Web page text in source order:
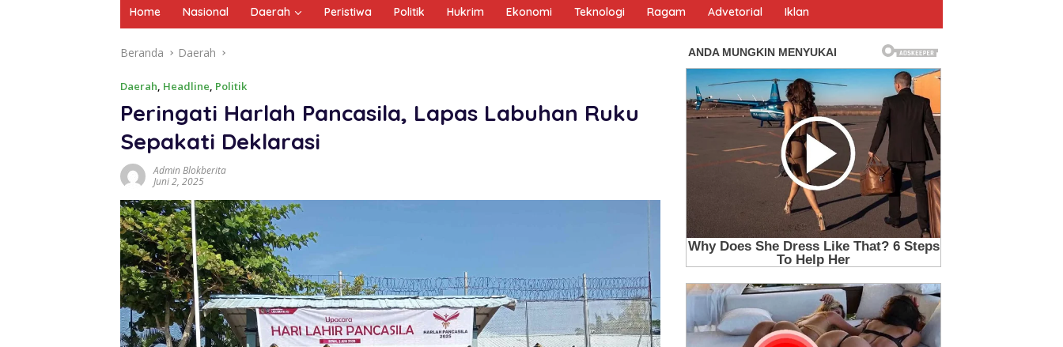
Home Nasional Daerah Peristiwa Politik Hukrim Ekonomi Teknologi Ragam Advetorial Iklan
Beranda Daerah
Daerah Headline Politik
Peringati Harlah Pancasila, Lapas Labuhan Ruku
Sepakati Deklarasi
Admin Blokberita
Juni 2, 2025